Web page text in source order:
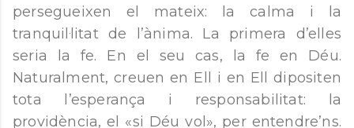
persegueixen el mateix: la calma i la
tranquil·litat de l’ànima. La primera d’elles
seria la fe. En el seu cas, la fe en Déu.
Naturalment, creuen en Ell i en Ell dipositen
tota l’esperança i responsabilitat: la
providència, el «si Déu vol», per entendre’ns.